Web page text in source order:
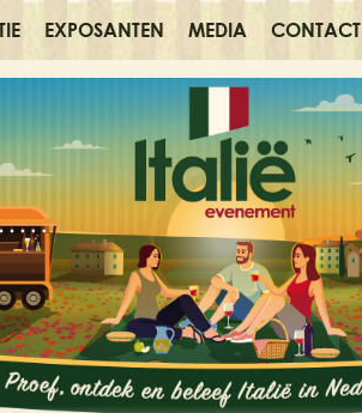
EXPOSANTEN MEDIA CONTACT